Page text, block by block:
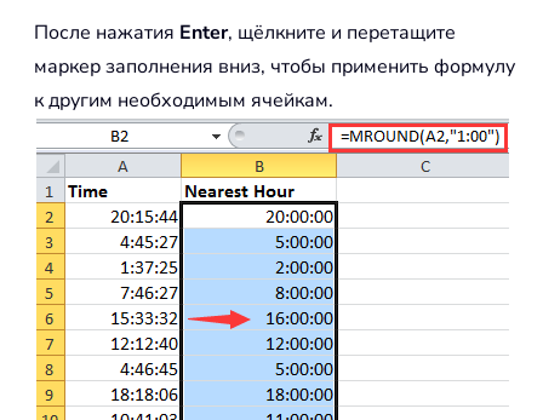
После нажатия Enter, щёлкните и перетащите
маркер заполнения вниз, чтобы применить формулу
к другим необходимым ячейкам.